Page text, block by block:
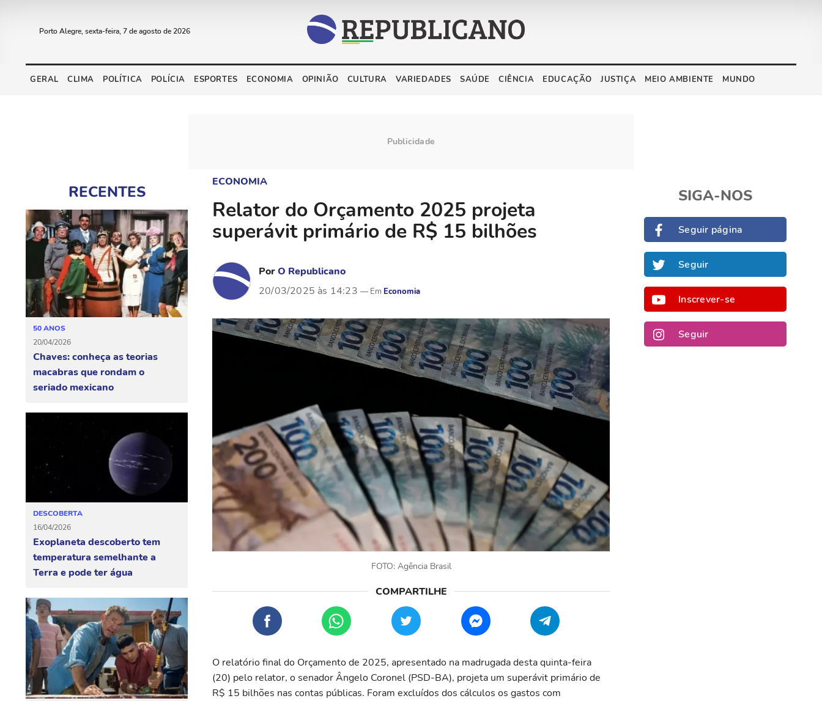
Porto Alegre, sexta-feira, 7 de agosto de 2026
GERAL CLIMA POLÍTICA POLÍCIA ESPORTES ECONOMIA OPINIÃO CULTURA VARIEDADES SAÚDE CIÊNCIA EDUCAÇÃO JUSTIÇA MEIO AMBIENTE MUNDO
RECENTES
50 ANOS
20/04/2026
Chaves: conheça as teorias
macabras que rondam o
seriado mexicano
DESCOBERTA
16/04/2026
Exoplaneta descoberto tem
temperatura semelhante a
Terra e pode ter água
ECONOMIA
Relator do Orçamento 2025 projeta
superávit primário de R$ 15 bilhões
PorO Republicano
20/03/2025 às 14:23
Economia
FOTO: Agência Brasil
O relatório final do Orçamento de 2025, apresentado na madrugada desta quinta-feira
(20) pelo relator, o senador Ângelo Coronel (PSD-BA), projeta um superávit primário de
R$ 15 bilhões nas contas públicas. Foram excluídos dos cálculos os gastos com
SIGA-NOS
Seguir página
Seguir
Inscrever-se
Seguir